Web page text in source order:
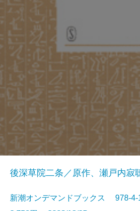
後深草院二条／原作、瀬戸内寂
新潮オンデマンドブックス 978-